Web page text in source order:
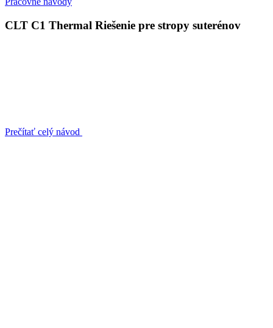
CLT C1 Thermal Riešenie pre stropy suterénov
Prečítať celý návod